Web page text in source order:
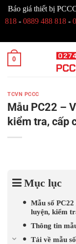
Báo giá thiết bị
818 - 0889 488 818 -
0
TCVN PCCC
Mẫu PC22 –
kiểm tra, cấp
Mục lục
Mẫu số
luyện, kiểm
Thông tin
Tải về mẫu